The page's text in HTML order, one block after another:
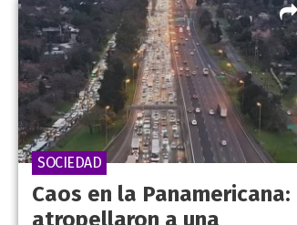
Caos en la Panamericana:
atropellaron a una
SOCIEDAD